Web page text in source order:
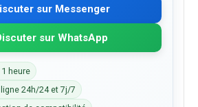
sur Messenger
sur WhatsApp
heure
24h/24 et 7j/7